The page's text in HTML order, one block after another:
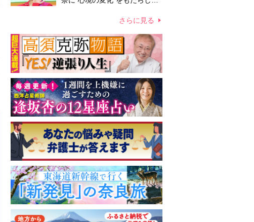
って「がんに蝕まれる母」を演
さらに見る